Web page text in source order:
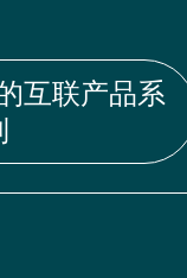
互联产品系